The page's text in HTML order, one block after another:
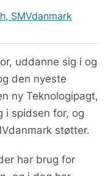
SMVdanmark
uddanne sig i og
den nyeste
ny Teknologipagt,
i spidsen for, og
støtter.
har brug for